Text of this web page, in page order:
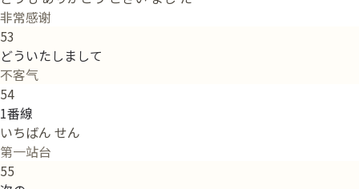
非常感谢
53
どういたしまして
不客气
54
1番線
いちばん せん
第一站台
55